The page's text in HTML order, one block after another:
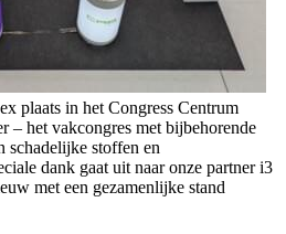
plaats in het Congress Centrum
– het vakcongres met bijbehorende
schadelijke stoffen en
dank gaat uit naar onze partner i3
met een gezamenlijke stand